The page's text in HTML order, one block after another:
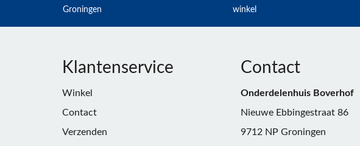
Groningen
winkel
Klantenservice
Winkel
Contact
Verzenden
Contact
Onderdelenhuis Boverhof
Nieuwe Ebbingestraat 86
9712 NP Groningen